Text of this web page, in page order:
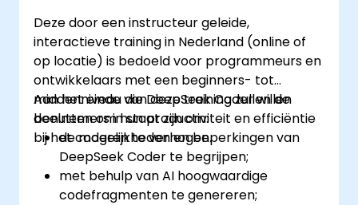
AI-gestuurde strategieën te ontwikkelen
om productiviteit en besluitvorming te
verbeteren.
Deze door een instructeur geleide,
interactieve training in Nederland (online of
op locatie) is bedoeld voor programmeurs en
ontwikkelaars met een beginners- tot
middenniveau die DeepSeek Coder willen
benutten om hun productiviteit en efficiëntie
bij het coderen te verhogen.
Aan het einde van deze training zullen de
deelnemers in staat zijn om:
de mogelijkheden en beperkingen van
DeepSeek Coder te begrijpen;
met behulp van AI hoogwaardige
codefragmenten te genereren;